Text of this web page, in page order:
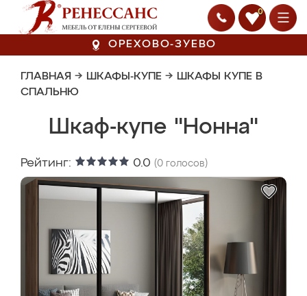
0
ОРЕХОВО-ЗУЕВО
ГЛАВНАЯ → ШКАФЫ-КУПЕ → ШКАФЫ КУПЕ В
СПАЛЬНЮ
Шкаф-купе "Нонна"
Рейтинг: 0.0 (0 голосов)